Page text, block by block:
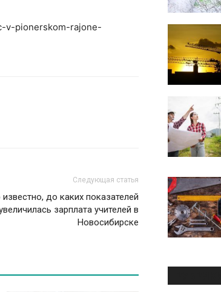
v-pionerskom-rajone-
Следующая статья
до каких показателей
зарплата учителей в
Новосибирске